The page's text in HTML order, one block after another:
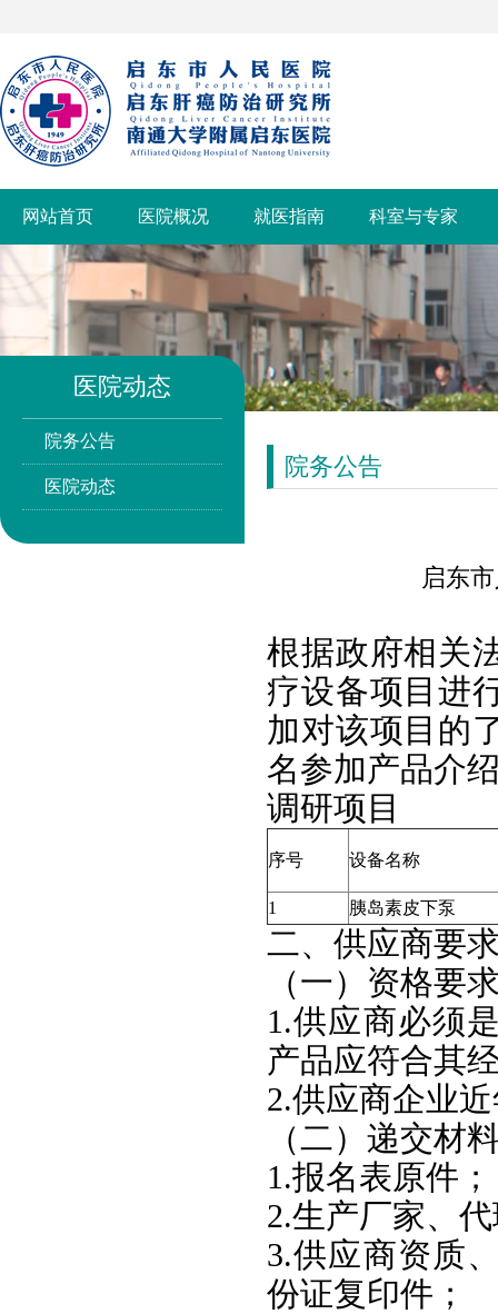
网站首页 医院概况 就医指南 科室与专家
医院动态
院务公告
医院动态
院务公告
启东
根据政府相关
疗设备项目进
加对该项目的
名参加产品介
调研项目
序号 设备名称
1 胰岛素皮下泵
二、供应商要
（一）资格要
1.供应商必须
产品应符合其
2.供应商企业
（二）递交材
1.报名表原件；
2.生产厂家、
3.供应商资质
份证复印件；